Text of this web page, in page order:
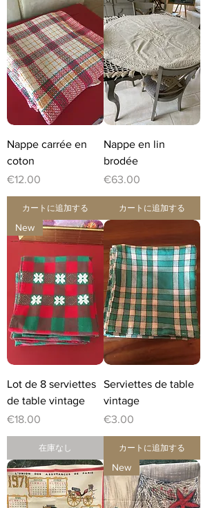
Nappe carrée en
coton
価格
€12.00
カートに追加する
Nappe en lin
brodée
価格
€63.00
カートに追加する
New
Lot de 8 serviettes
de table vintage
価格
€18.00
在庫なし
Serviettes de table
vintage
価格
€3.00
カートに追加する
New